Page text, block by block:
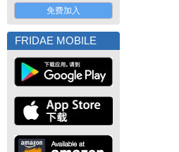
免费加入
FRIDAE MOBILE